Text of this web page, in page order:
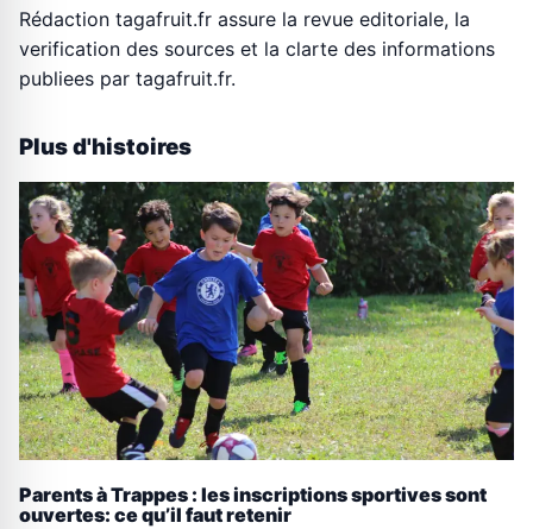
Rédaction tagafruit.fr assure la revue editoriale, la
verification des sources et la clarte des informations
publiees par tagafruit.fr.
Plus d'histoires
Parents à Trappes : les inscriptions sportives sont
ouvertes: ce qu’il faut retenir